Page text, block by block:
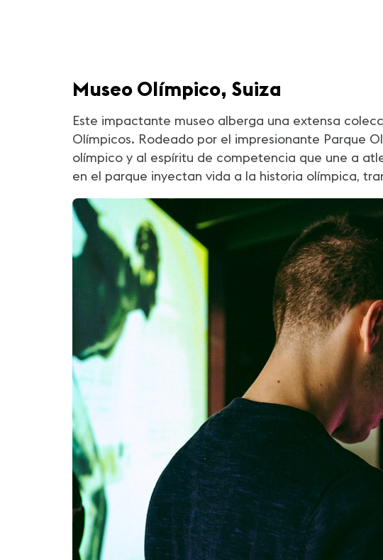
Museo Olímpico, Suiza
Este impactante museo alberga una extensa
Olímpicos. Rodeado por el impresionante Parque
olímpico y al espíritu de competencia que une a
en el parque inyectan vida a la historia olímpica,